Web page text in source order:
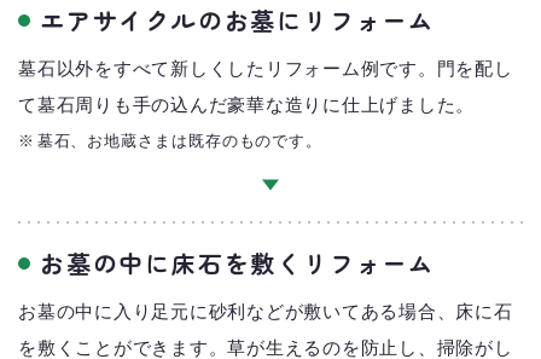
エアサイクルのお墓にリフォーム
墓石以外をすべて新しくしたリフォーム例です。門を配し
て墓石周りも手の込んだ豪華な造りに仕上げました。
墓石、お地蔵さまは既存のものです。
お墓の中に床石を敷くリフォーム
お墓の中に入り足元に砂利などが敷いてある場合、床に石
を敷くことができます。草が生えるのを防止し、掃除がし